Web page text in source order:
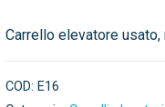
Carrello elevatore
COD: E16